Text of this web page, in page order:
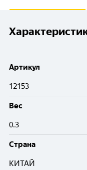
Артикул
12153
Вес
0.3
Cтрана
КИТАЙ